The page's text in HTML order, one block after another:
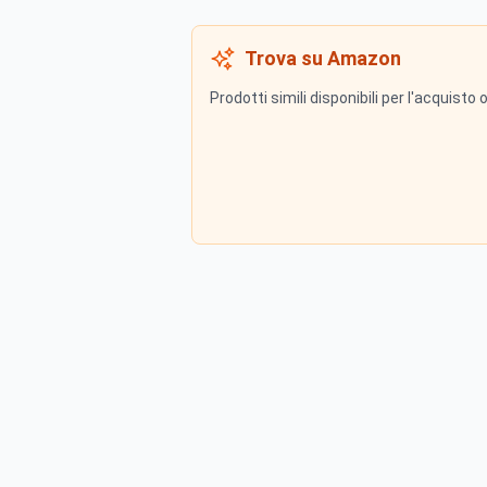
Trova su Amazon
Prodotti simili disponibili per l'acquisto